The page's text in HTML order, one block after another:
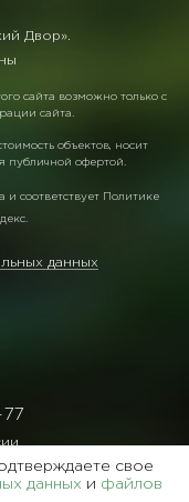
Двор».
сайта возможно только с
сайта.
объектов, носит
публичной офертой.
и соответствует Политике
.
данных
Двор"
свое
данных и файлов